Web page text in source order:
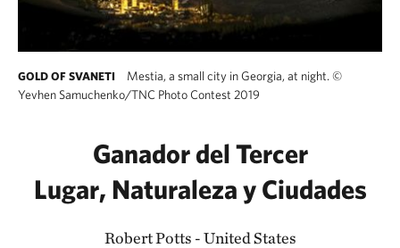
GOLD OF SVANETI Mestia, a small city in Georgia, at night. ©
Yevhen Samuchenko/TNC Photo Contest 2019
Ganador del Tercer
Lugar, Naturaleza y Ciudades
Robert Potts - United States